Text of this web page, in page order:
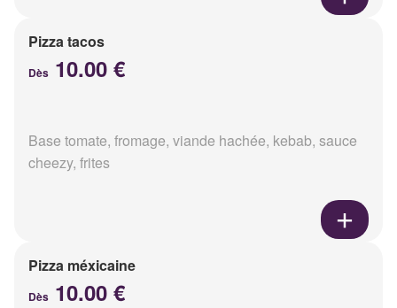
Pizza tacos
Dès 10.00 €
Base tomate, fromage, viande hachée, kebab, sauce
cheezy, frites
Pizza méxicaine
Dès 10.00 €